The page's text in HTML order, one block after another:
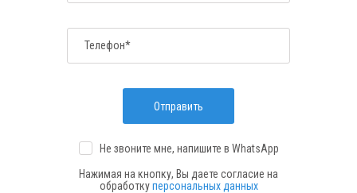
Телефон*
Отправить
Не звоните мне, напишите в WhatsApp
Нажимая на кнопку, Вы даете согласие на
обработкуперсональных данных